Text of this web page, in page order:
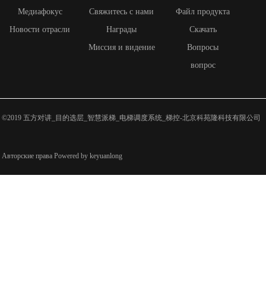
Медиафокус
Новости отрасли
Свяжитесь с нами
Награды
Миссия и видение
Файл продукта
Скачать
Вопросы
вопрос
©2019 五方对讲_目的选层_智慧派梯_电梯调度系统_梯控-北京科苑隆科技有限公司
Авторские права Powered by keyuanlong